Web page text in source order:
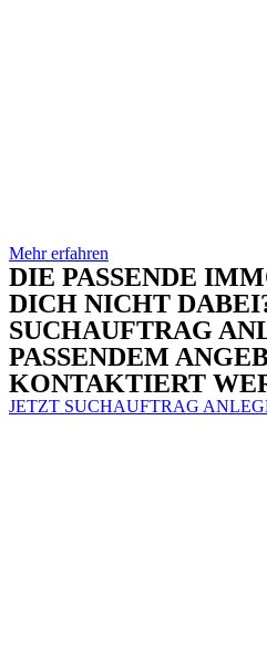
Mehr erfahren
DIE PASSENDE
DICH NICHT
SUCHAUFTRAG
PASSENDEM
KONTAKTIERT
JETZT SUCHAUFTRAG